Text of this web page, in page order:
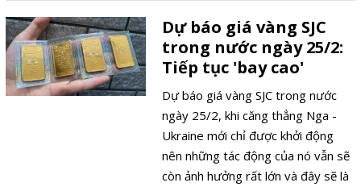
Dự báo giá vàng SJC
trong nước ngày 25/2:
Tiếp tục 'bay cao'
Dự báo giá vàng SJC trong nước
ngày 25/2, khi căng thẳng Nga -
Ukraine mới chỉ được khởi động
nên những tác động của nó vẫn sẽ
còn ảnh hưởng rất lớn và đây sẽ là